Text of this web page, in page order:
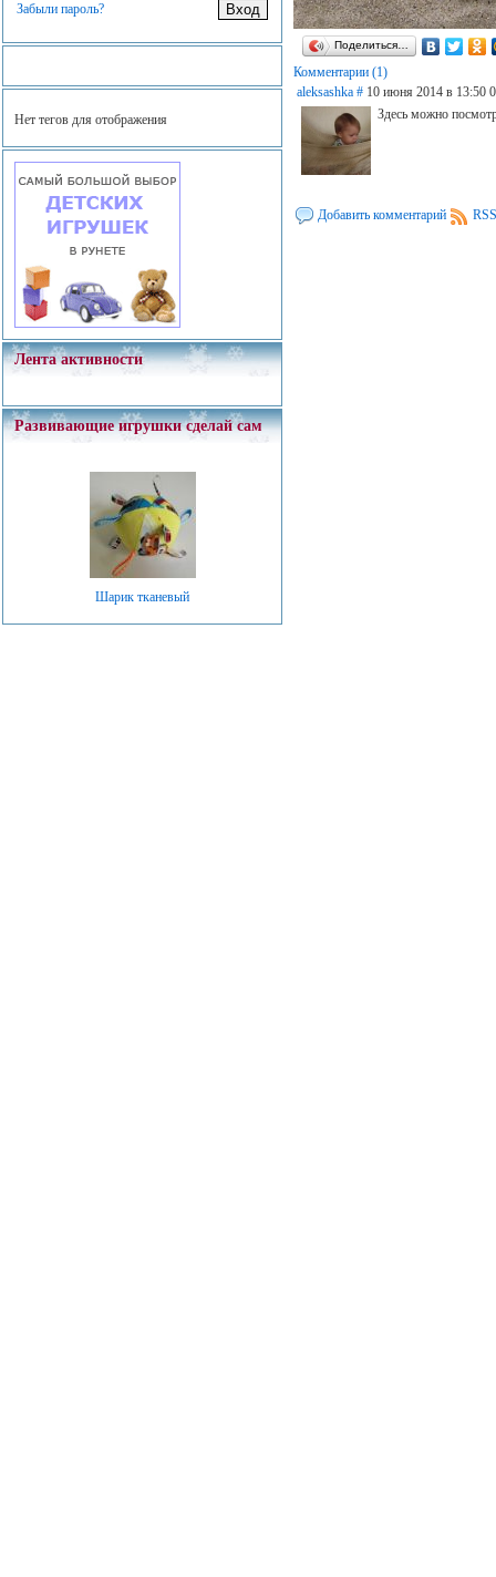
Забыли пароль?
Нет тегов для отображения
Лента активности
Развивающие игрушки сделай сам
Шарик тканевый
Поделиться…
Комментарии (1)
aleksashka # 10 июня 2014 в 13:50 0
Здесь можно
Добавить комментарий